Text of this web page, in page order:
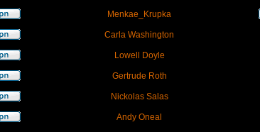
Menkae_Krupka
Carla Washington
Lowell Doyle
Gertrude Roth
Nickolas Salas
Andy Oneal